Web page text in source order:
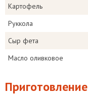
Картофель
Руккола
Сыр фета
Масло оливковое
Приготовление